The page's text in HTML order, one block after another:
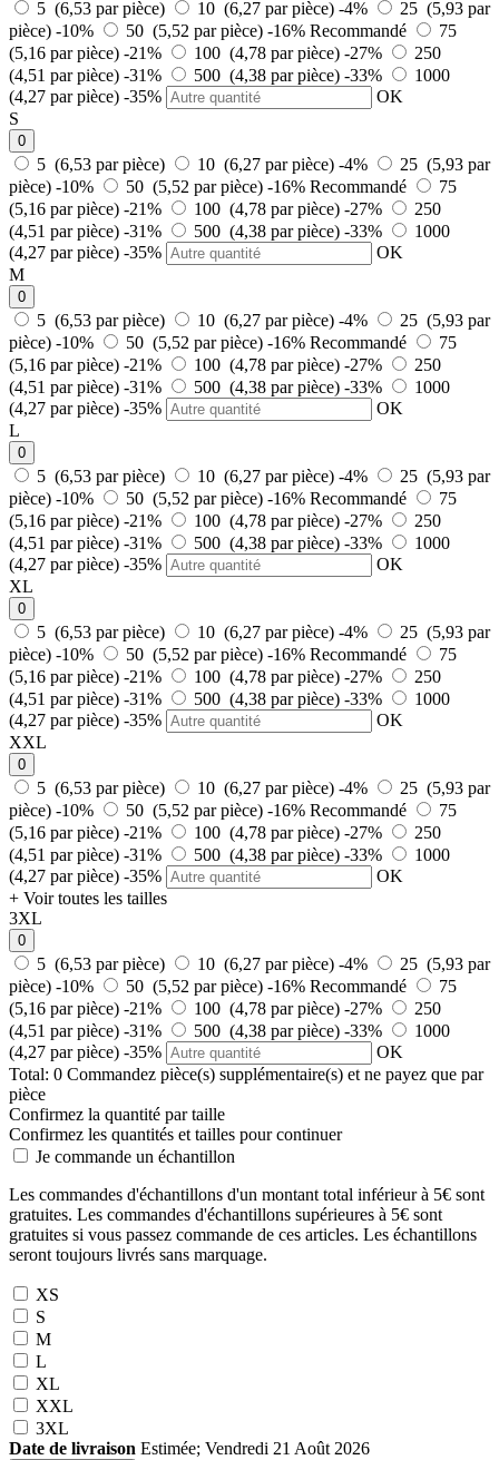
5 (6,53 par pièce) 10 (6,27 par pièce) -4%
25 (5,93 par
pièce) -10% 50 (5,52 par pièce) -16% Recommandé
75
(5,16 par pièce) -21% 100 (4,78 par pièce) -27%
250
(4,51 par pièce) -31% 500 (4,38 par pièce) -33%
1000
(4,27 par pièce) -35%
OK
S
0
5 (6,53 par pièce) 10 (6,27 par pièce) -4%
25 (5,93 par
pièce) -10% 50 (5,52 par pièce) -16% Recommandé
75
(5,16 par pièce) -21% 100 (4,78 par pièce) -27%
250
(4,51 par pièce) -31% 500 (4,38 par pièce) -33%
1000
(4,27 par pièce) -35%
OK
M
0
5 (6,53 par pièce) 10 (6,27 par pièce) -4%
25 (5,93 par
pièce) -10% 50 (5,52 par pièce) -16% Recommandé
75
(5,16 par pièce) -21% 100 (4,78 par pièce) -27%
250
(4,51 par pièce) -31% 500 (4,38 par pièce) -33%
1000
(4,27 par pièce) -35%
OK
L
0
5 (6,53 par pièce) 10 (6,27 par pièce) -4%
25 (5,93 par
pièce) -10% 50 (5,52 par pièce) -16% Recommandé
75
(5,16 par pièce) -21% 100 (4,78 par pièce) -27%
250
(4,51 par pièce) -31% 500 (4,38 par pièce) -33%
1000
(4,27 par pièce) -35%
OK
XL
0
5 (6,53 par pièce) 10 (6,27 par pièce) -4%
25 (5,93 par
pièce) -10% 50 (5,52 par pièce) -16% Recommandé
75
(5,16 par pièce) -21% 100 (4,78 par pièce) -27%
250
(4,51 par pièce) -31% 500 (4,38 par pièce) -33%
1000
(4,27 par pièce) -35%
OK
XXL
0
5 (6,53 par pièce) 10 (6,27 par pièce) -4%
25 (5,93 par
pièce) -10% 50 (5,52 par pièce) -16% Recommandé
75
(5,16 par pièce) -21% 100 (4,78 par pièce) -27%
250
(4,51 par pièce) -31% 500 (4,38 par pièce) -33%
1000
(4,27 par pièce) -35%
OK
+ Voir toutes les tailles
3XL
0
5 (6,53 par pièce) 10 (6,27 par pièce) -4%
25 (5,93 par
pièce) -10% 50 (5,52 par pièce) -16% Recommandé
75
(5,16 par pièce) -21% 100 (4,78 par pièce) -27%
250
(4,51 par pièce) -31% 500 (4,38 par pièce) -33%
1000
(4,27 par pièce) -35%
OK
Total: 0 Commandez pièce(s) supplémentaire(s) et ne payez que par
pièce
Confirmez la quantité par taille
Confirmez les quantités et tailles pour continuer
Je commande un échantillon
Les commandes d'échantillons d'un montant total inférieur à 5€ sont
gratuites. Les commandes d'échantillons supérieures à 5€ sont
gratuites si vous passez commande de ces articles. Les échantillons
seront toujours livrés sans marquage.
XS
S
M
L
XL
XXL
3XL
Date de livraison Estimée; Vendredi 21 Août 2026